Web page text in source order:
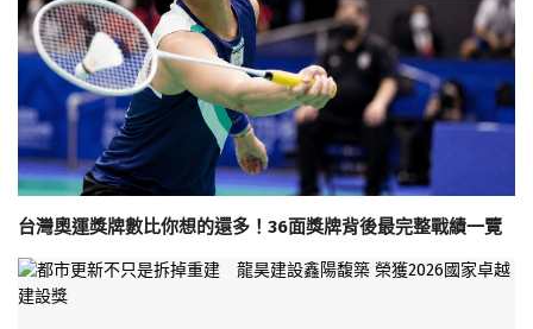
台灣奧運獎牌數比你想的還多！36面獎牌背後最完整戰績一覽